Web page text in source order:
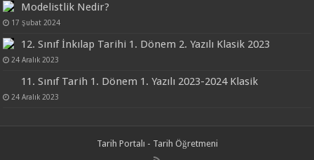
Modelistlik Nedir?
17 Şubat 2024
12. Sınıf İnkılap Tarihi 1. Dönem 2. Yazılı Klasik 2023
24 Aralık 2023
11. Sınıf Tarih 1. Dönem 1. Yazılı 2023-2024 Klasik
24 Aralık 2023
Tarih Portalı - Tarih Öğretmeni